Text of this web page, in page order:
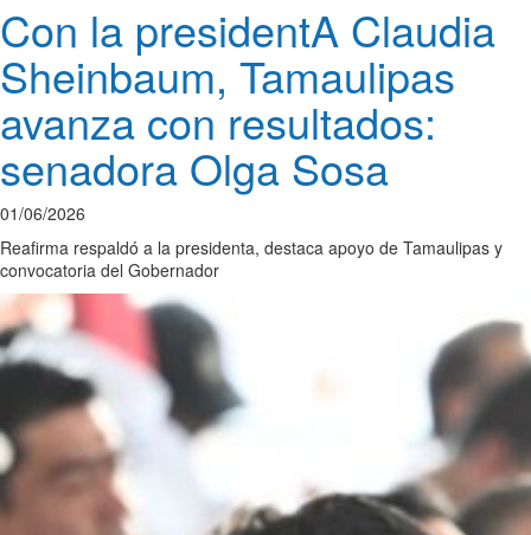
Con la presidentA Claudia
Sheinbaum, Tamaulipas
avanza con resultados:
senadora Olga Sosa
01/06/2026
Reafirma respaldó a la presidenta, destaca apoyo de Tamaulipas y
convocatoria del Gobernador